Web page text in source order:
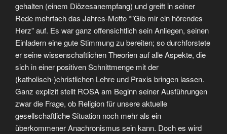
gehalten (einem Diözesanempfang) und greift in seiner
Rede mehrfach das Jahres-Motto “”Gib mir ein hörendes
Herz” auf. Es war ganz offensichtlich sein Anliegen, seinen
Einladern eine gute Stimmung zu bereiten; so durchforstete
er seine wissenschaftlichen Theorien auf alle Aspekte, die
sich in einer positiven Schnittmenge mit der
(katholisch-)christlichen Lehre und Praxis bringen lassen.
Ganz explizit stellt ROSA am Beginn seiner Ausführungen
zwar die Frage, ob Religion für unsere aktuelle
gesellschaftliche Situation noch mehr als ein
überkommener Anachronismus sein kann. Doch es wird